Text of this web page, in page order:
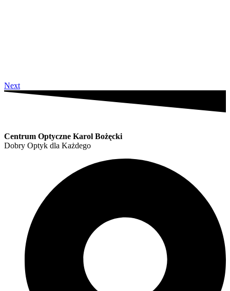
Next
Centrum Optyczne Karol Bożęcki
Dobry Optyk dla Każdego